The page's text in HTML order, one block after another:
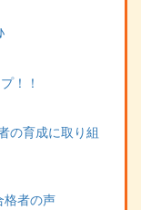
！！
の育成に取り組
者の声